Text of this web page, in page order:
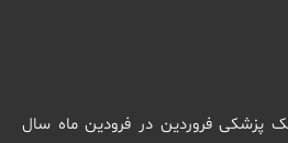
پزشکی فروردین در فرودین ماه سال